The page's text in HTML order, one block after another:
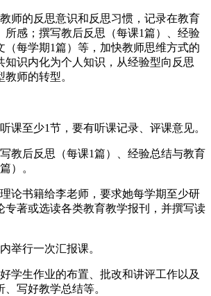
师的反思意识和反思习惯，记录在教育
所感；撰写教后反思（每课1篇）、经验
（每学期1篇）等，加快教师思维方式的
知识内化为个人知识，从经验型向反思
师的转型。
课至少1节，要有听课记录、评课意见。
教后反思（每课1篇）、经验总结与教育
）。
论书籍给李老师，要求她每学期至少研
专著或选读各类教育教学报刊，并撰写读
举行一次汇报课。
学生作业的布置、批改和讲评工作以及
写好教学总结等。